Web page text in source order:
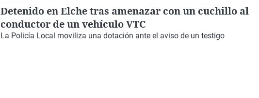
Detenido en Elche tras amenazar con un cuchillo al
conductor de un vehículo VTC
La Policía Local moviliza una dotación ante el aviso de un testigo